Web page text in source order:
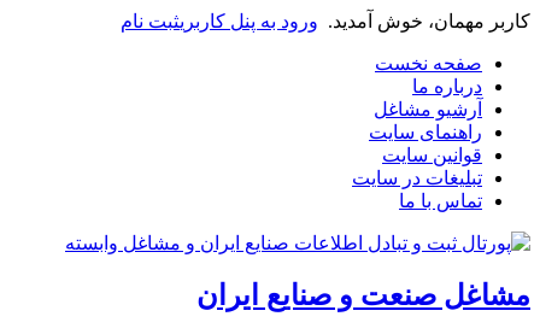
کاربر مهمان، خوش آمدید. ورود به پنل کاربریثبت نام
صفحه نخست
درباره ما
آرشیو مشاغل
راهنمای سایت
قوانین سایت
تبلیغات در سایت
تماس با ما
مشاغل صنعت و صنایع ایران